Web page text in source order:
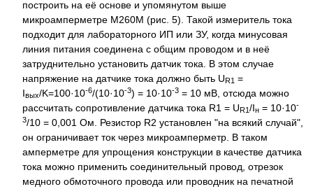
построить на её основе и упомянутом выше
микроамперметре М260М (рис. 5). Такой измеритель тока
подходит для лабораторного ИП или ЗУ, когда минусовая
линия питания соединена с общим проводом и в неё
затруднительно установить датчик тока. В этом случае
напряжение на датчике тока должно быть U R1 =
Iвых/K=100·10-6/(10·10-3) = 10·10-3 = 10 мВ, отсюда можно
рассчитать сопротивление датчика тока R1 = U R1 /Iн = 10·10-
3/10 = 0,001 Ом. Резистор R2 установлен "на всякий случай",
он ограничивает ток через микроамперметр. В таком
амперметре для упрощения конструкции в качестве датчика
тока можно применить соединительный провод, отрезок
медного обмоточного провода или проводник на печатной